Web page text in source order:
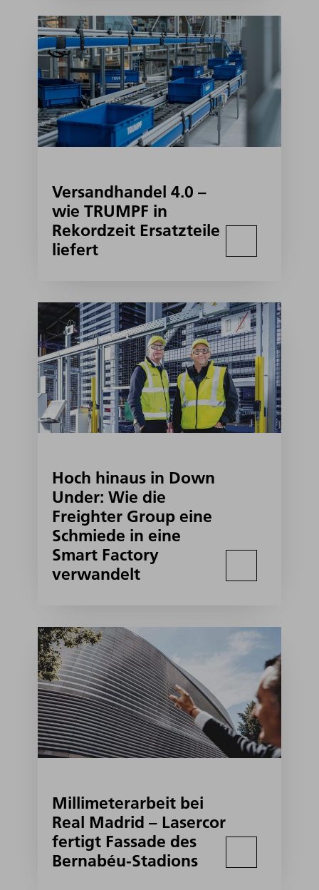
Versandhandel 4.0 –
wie TRUMPF in
Rekordzeit Ersatzteile
liefert
Hoch hinaus in Down
Under: Wie die
Freighter Group eine
Schmiede in eine
Smart Factory
verwandelt
Millimeterarbeit bei
Real Madrid – Lasercor
fertigt Fassade des
Bernabéu-Stadions